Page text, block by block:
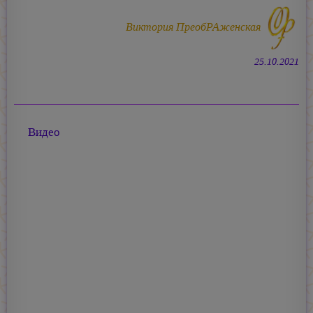
Виктория ПреобРАженская
25.10.2021
Видео